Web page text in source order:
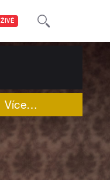
ŽIVĚ
Více…